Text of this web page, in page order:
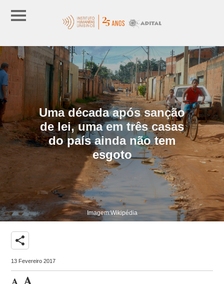
Uma década após sanção
de lei, uma em três casas
do país ainda não tem
esgoto
Imagem:Wikipédia
share
13 Fevereiro 2017